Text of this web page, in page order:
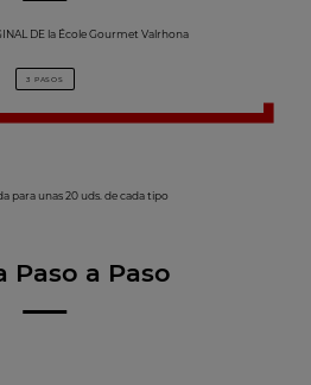
DE la École Gourmet Valrhona
3 PASOS
para unas 20 uds. de cada tipo
Paso a Paso